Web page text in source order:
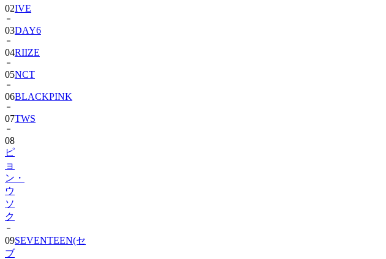
02IVE
03DAY6
04RIIZE
05NCT
06BLACKPINK
07TWS
08
ピ
ョ
ン・
ウ
ソ
ク
09SEVENTEEN(セ
ブ